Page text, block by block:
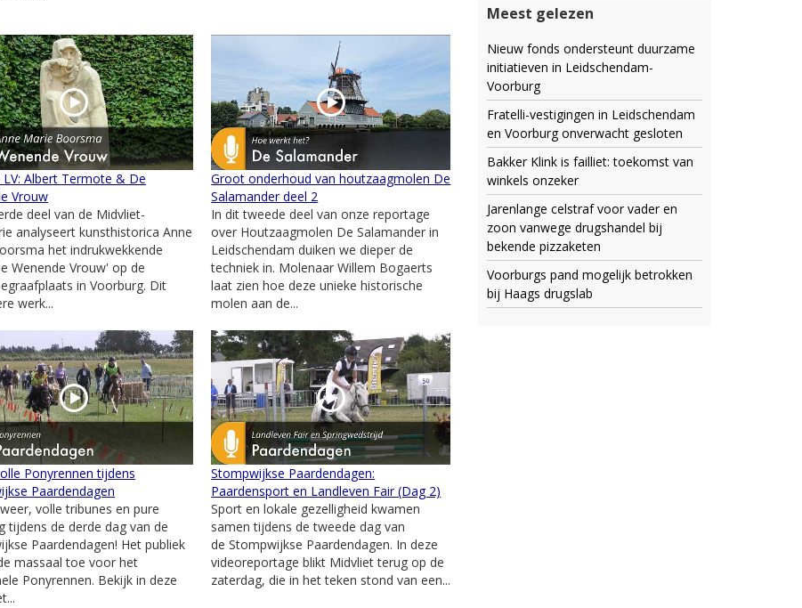
LV: Albert Termote & De
Vrouw
deel van de Midvliet-
analyseert kunsthistorica Anne
het indrukwekkende
Wenende Vrouw' op de
in Voorburg. Dit
werk...
Groot onderhoud van houtzaagmolen De
Salamander deel 2
In dit tweede deel van onze reportage
over Houtzaagmolen De Salamander in
Leidschendam duiken we dieper de
techniek in. Molenaar Willem Bogaerts
laat zien hoe deze unieke historische
molen aan de...
Ponyrennen tijdens
Paardendagen
volle tribunes en pure
tijdens de derde dag van de
Paardendagen! Het publiek
massaal toe voor het
Ponyrennen. Bekijk in deze
Stompwijkse Paardendagen:
Paardensport en Landleven Fair (Dag 2)
Sport en lokale gezelligheid kwamen
samen tijdens de tweede dag van
de Stompwijkse Paardendagen. In deze
videoreportage blikt Midvliet terug op de
zaterdag, die in het teken stond van een...
Meest gelezen
Nieuw fonds ondersteunt duurzame
initiatieven in Leidschendam-
Voorburg
Fratelli-vestigingen in Leidschendam
en Voorburg onverwacht gesloten
Bakker Klink is failliet: toekomst van
winkels onzeker
Jarenlange celstraf voor vader en
zoon vanwege drugshandel bij
bekende pizzaketen
Voorburgs pand mogelijk betrokken
bij Haags drugslab